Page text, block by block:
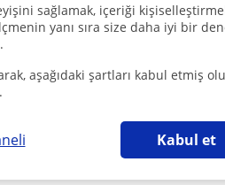
sağlamak, içeriği
yanı sıra size daha iyi bir
aşağıdaki şartları kabul etmiş
.
Kabul et
Bire bir eğitim ve en kolay yoldan öğrenme
öğrenciyi sıkmadan eğlenceli bir şekilde